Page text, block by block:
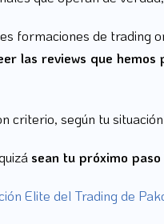
formaciones de trading
las reviews que
criterio, según tu
sean tu próximo
Elite del Trading de